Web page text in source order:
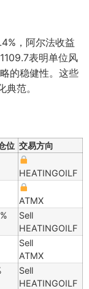
，阿尔法收益
表明单位风
的稳健性。这些
范。
位 交易方向
HEATINGOILF
ATMX
Sell
HEATINGOILF
Sell
ATMX
Sell
HEATINGOILF